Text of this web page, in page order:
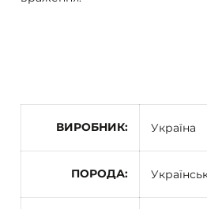
ВИРОБНИК Україна
ПОРОДА